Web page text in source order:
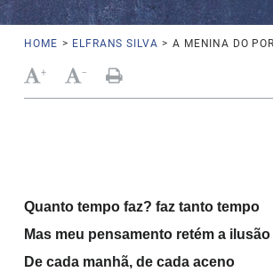
HOME > ELFRANS SILVA > A MENINA DO
+ -
Quanto tempo faz? faz tanto tempo
Mas meu pensamento retém a ilusão
De cada manhã, de cada aceno